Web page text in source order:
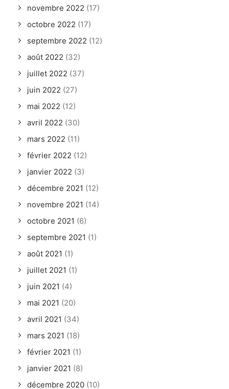
novembre 2022 (17)
octobre 2022 (17)
septembre 2022 (12)
août 2022 (32)
juillet 2022 (37)
juin 2022 (27)
mai 2022 (12)
avril 2022 (30)
mars 2022 (11)
février 2022 (12)
janvier 2022 (3)
décembre 2021 (12)
novembre 2021 (14)
octobre 2021 (6)
septembre 2021 (1)
août 2021 (1)
juillet 2021 (1)
juin 2021 (4)
mai 2021 (20)
avril 2021 (34)
mars 2021 (18)
février 2021 (1)
janvier 2021 (8)
décembre 2020 (10)